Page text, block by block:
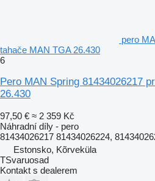
pero
tahače MAN TGA 26.430
6
Pero MAN Spring 81434026217
26.430
97,50 € ≈ 2 359 Kč
Náhradní díly - pero
81434026217 81434026224,
Estonsko, Kõrveküla
TSvaruosad
Kontakt s dealerem